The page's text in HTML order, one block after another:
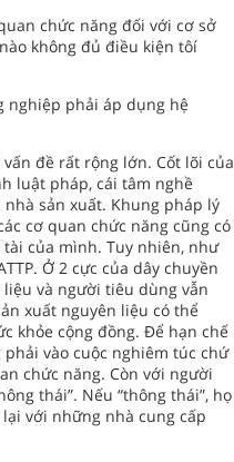
chức năng đối với cơ sở
không đủ điều kiện tôí
nghiệp phải áp dụng hệ
đề rất rộng lớn. Cốt lõi của
luật pháp, cái tâm nghề
sản xuất. Khung pháp lý
cơ quan chức năng cũng có
của mình. Tuy nhiên, như
Ở 2 cực của dây chuyền
và người tiêu dùng vẫn
xuất nguyên liệu có thể
khỏe cộng đồng. Để hạn chế
vào cuộc nghiêm túc chứ
chức năng. Còn với người
thái”. Nếu “thông thái”, họ
với những nhà cung cấp